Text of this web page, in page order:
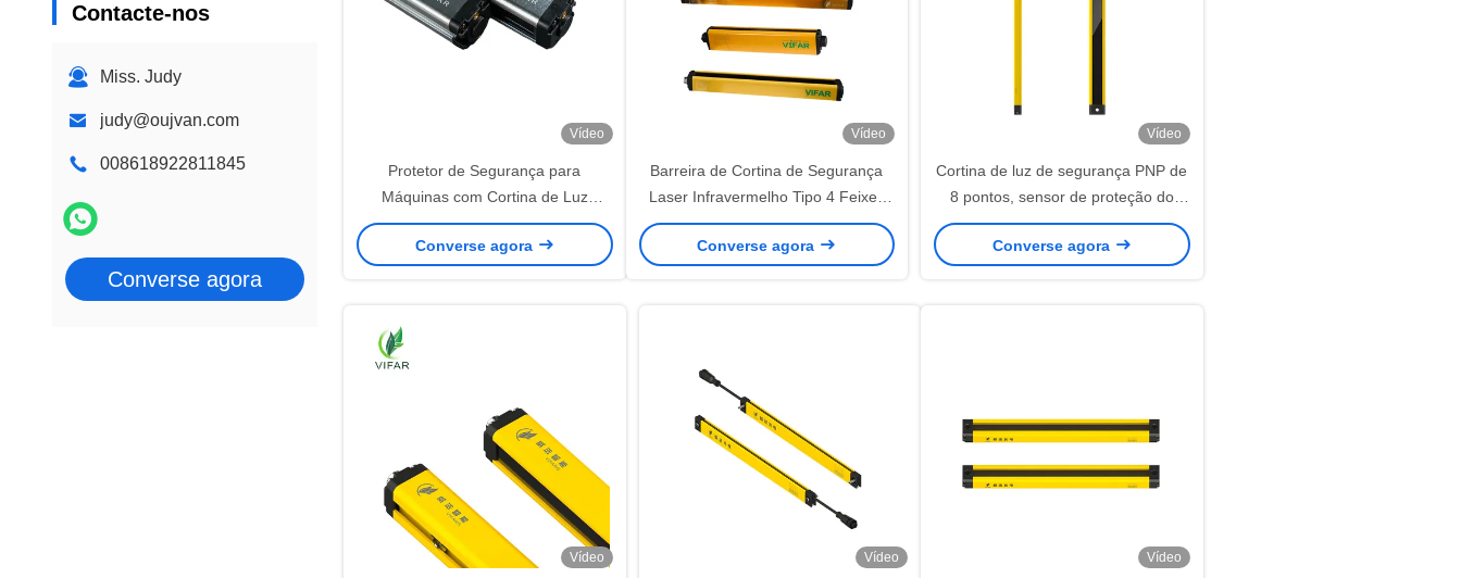
Contacte-nos
Miss. Judy
judy@oujvan.com
008618922811845
Converse agora
Vídeo
Protetor de Segurança para
Máquinas com Cortina de Luz
Personalizável 200mA DC 32V IP54
Converse agora
Vídeo
Barreira de Cortina de Segurança
Laser Infravermelho Tipo 4 Feixes
Paralelos Espaçamento
10/20/30/40mm
Converse agora
Vídeo
Cortina de luz de segurança PNP de
8 pontos, sensor de proteção do
interruptor fotoelétrico de grade
eletrônica, cortinas de luz industriais
Converse agora
Vídeo Vídeo Vídeo